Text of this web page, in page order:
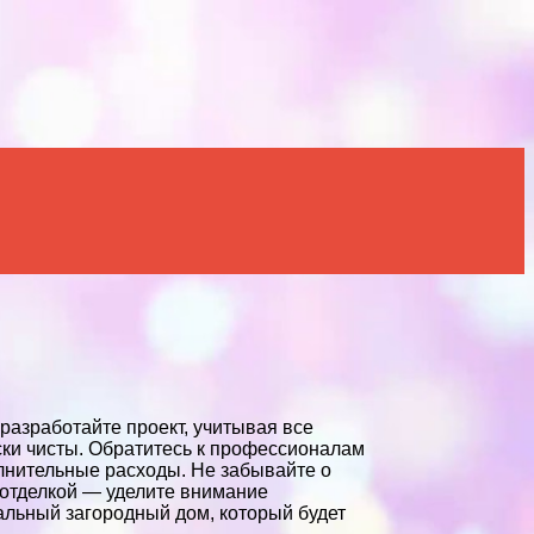
проект, учитывая все
чисты. Обратитесь к профессионалам
расходы. Не забывайте о
— уделите внимание
загородный дом, который будет